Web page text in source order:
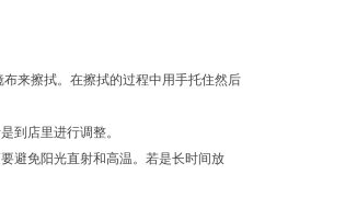
来擦拭。在擦拭的过程中用手托住然后
到店里进行调整。
避免阳光直射和高温。若是长时间放